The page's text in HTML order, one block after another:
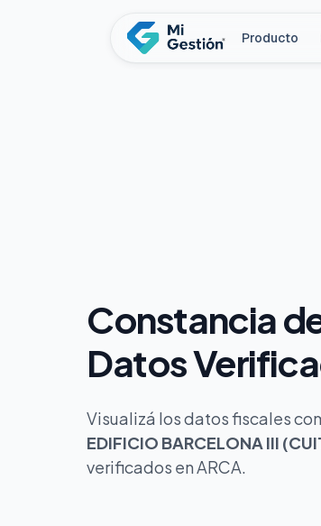
Producto
Constancia
Datos
Visualizá los datos fiscales
EDIFICIO BARCELONA III
verificados en ARCA.